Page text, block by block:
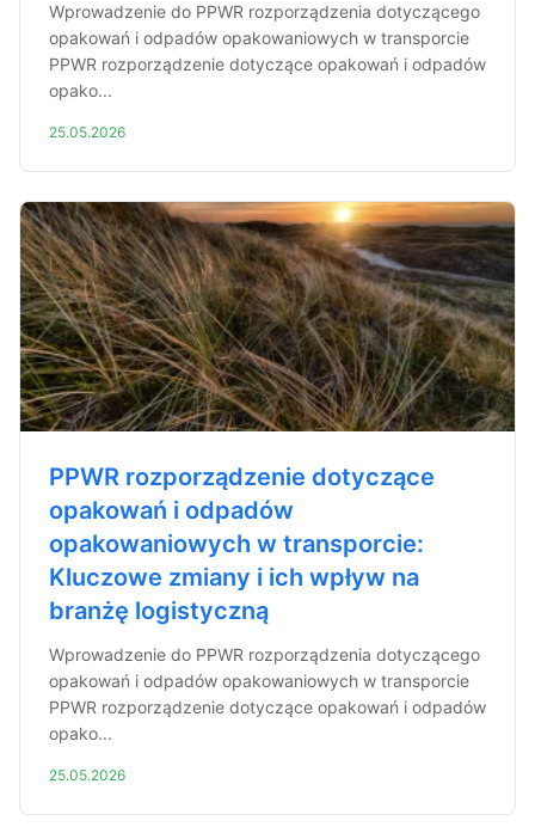
Wprowadzenie do PPWR rozporządzenia dotyczącego
opakowań i odpadów opakowaniowych w transporcie
PPWR rozporządzenie dotyczące opakowań i odpadów
opako...
25.05.2026
PPWR rozporządzenie dotyczące
opakowań i odpadów
opakowaniowych w transporcie:
Kluczowe zmiany i ich wpływ na
branżę logistyczną
Wprowadzenie do PPWR rozporządzenia dotyczącego
opakowań i odpadów opakowaniowych w transporcie
PPWR rozporządzenie dotyczące opakowań i odpadów
opako...
25.05.2026